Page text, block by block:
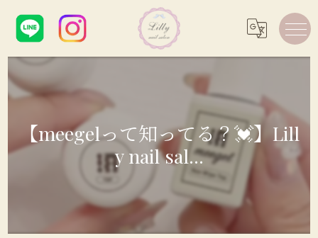
【meegelって知ってる？💓】Lill
y nail sal...